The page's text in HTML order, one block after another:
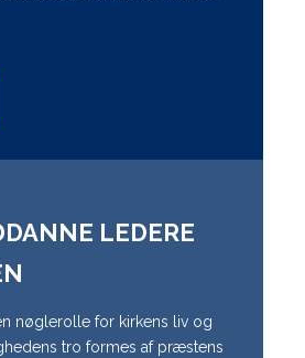
LEDERE
nøglerolle for kirkens liv og
tro formes af præstens